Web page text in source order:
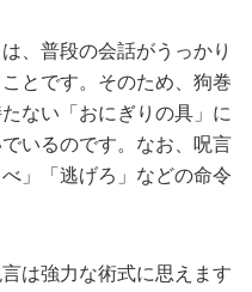
、普段の会話がうっかり
とです。そのため、狗巻
ない「おにぎりの具」に
いるのです。なお、呪言
」「逃げろ」などの命令
は強力な術式に思えます